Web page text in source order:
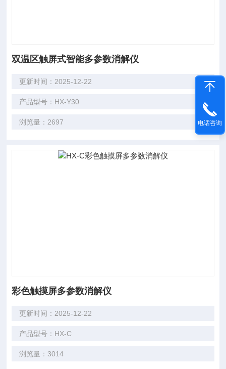
双温区触屏式智能多参数消解仪
更新时间：2025-12-22
产品型号：HX-Y30
浏览量：2697
彩色触摸屏多参数消解仪
更新时间：2025-12-22
产品型号：HX-C
浏览量：3014
电话咨询